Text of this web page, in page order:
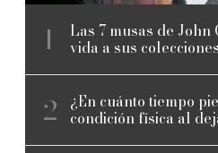
Las 7 musas de
vida a sus
¿En cuánto tiempo
condición física al